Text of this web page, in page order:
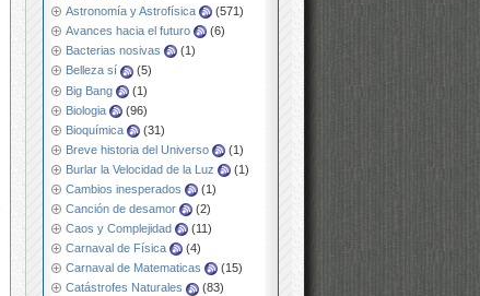
Astronomía y Astrofísica
(571)
Avances hacia el futuro
(6)
Bacterias nosivas
(1)
Belleza sí
(5)
Big Bang
(1)
Biologia
(96)
Bioquímica
(31)
Breve historia del Universo
(1)
Burlar la Velocidad de la Luz
(1)
Cambios inesperados
(1)
Canción de desamor
(2)
Caos y Complejidad
(11)
Carnaval de Física
(4)
Carnaval de Matematicas
(15)
Catástrofes Naturales
(83)